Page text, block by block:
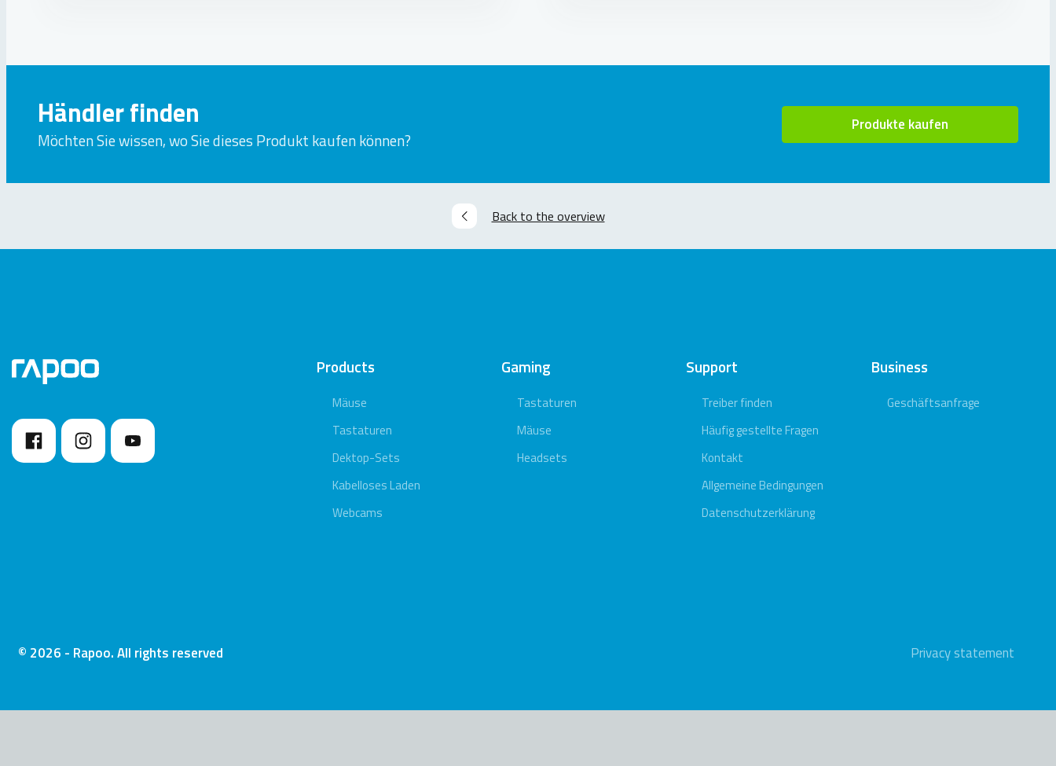
Händler finden
Möchten Sie wissen, wo Sie dieses Produkt kaufen können?
Produkte kaufen
Back to the overview
Products
Mäuse
Tastaturen
Dektop-Sets
Kabelloses Laden
Webcams
Gaming
Tastaturen
Mäuse
Headsets
Support
Treiber finden
Häufig gestellte Fragen
Kontakt
Allgemeine Bedingungen
Datenschutzerklärung
Business
Geschäftsanfrage
© 2026 - Rapoo. All rights reserved Privacy statement